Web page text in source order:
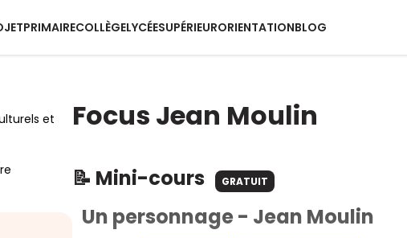
PRIMAIRECOLLÈGELYCÉESUPÉRIEURORIENTATIONBLOG
et
Focus Jean Moulin
📝 Mini-cours GRATUIT
Un personnage - Jean Moulin